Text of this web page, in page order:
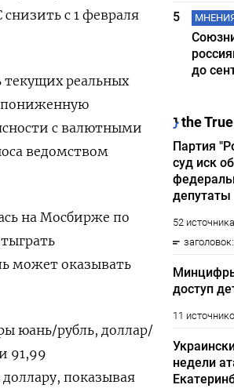
с ⁠1 февраля
текущих реальных
пониженную
с валютными
ведомством
на Мосбирже по
может оказывать
юань/рубль, ⁠доллар/
91,99
показывая
5
до